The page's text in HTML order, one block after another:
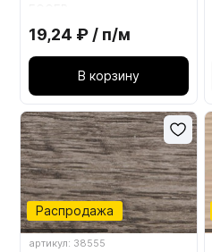
19,24 ₽ / п/м
В корзину
Распродажа
артикул: 38555